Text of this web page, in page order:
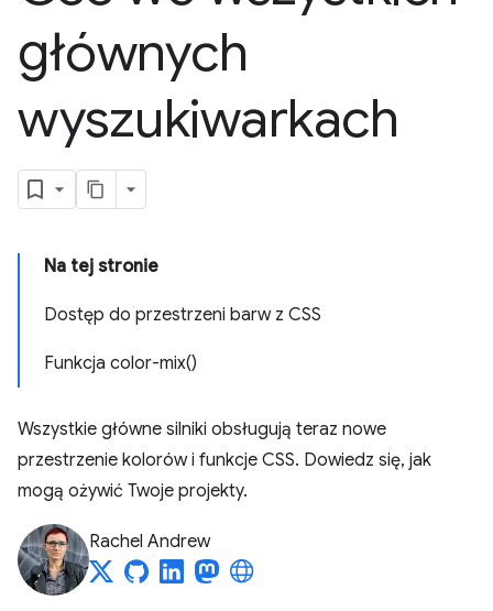
głównych
wyszukiwarkach
Na tej stronie
Dostęp do przestrzeni barw z CSS
Funkcja color-mix()
Wszystkie główne silniki obsługują teraz nowe
przestrzenie kolorów i funkcje CSS. Dowiedz się, jak
mogą ożywić Twoje projekty.
Rachel Andrew